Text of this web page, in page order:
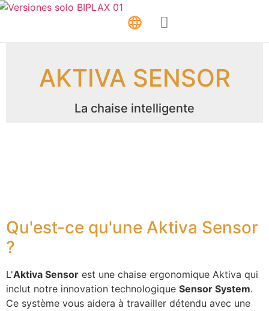
AKTIVA SENSOR
La chaise intelligente
Qu'est-ce qu'une Aktiva Sensor
?
L'Aktiva Sensor est une chaise ergonomique Aktiva qui
inclut notre innovation technologique Sensor System.
Ce système vous aidera à travailler détendu avec une